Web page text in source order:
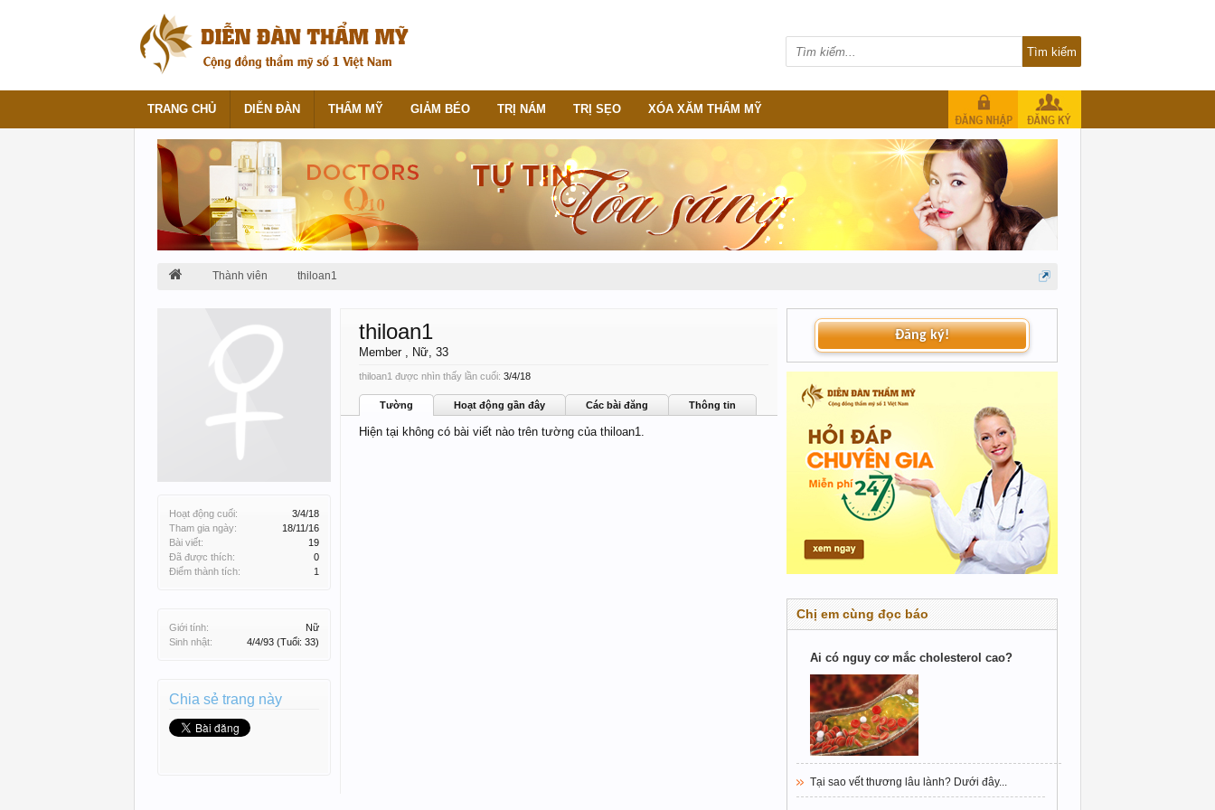
Thành viên thiloan1
Hoạt động cuối:
3/4/18
Tham gia ngày:
18/11/16
Bài viết:
19
Đã được thích:
0
Điểm thành tích:
1
Giới tính:
Nữ
Sinh nhật:
4/4/93 (Tuổi: 33)
Chia sẻ trang này
thiloan1
Member , Nữ, 33
thiloan1 được nhìn thấy lần cuối: 3/4/18
Tường Hoạt động gần đây Các bài đăng Thông tin
Hiện tại không có bài viết nào trên tường của thiloan1.
Đăng ký!
Chị em cùng đọc báo
Ai có nguy cơ mắc cholesterol cao?
Tại sao vết thương lâu lành? Dưới đây...
TRANG CHỦ DIỄN ĐÀN THẨM MỸ GIẢM BÉO TRỊ NÁM TRỊ SẸO XÓA XĂM THẨM MỸ